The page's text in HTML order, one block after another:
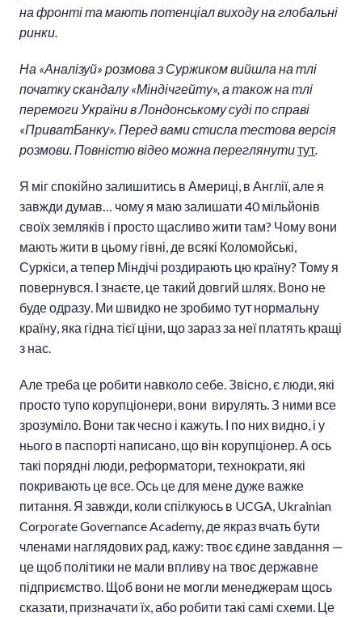
на фронті та мають потенціал виходу на глобальні
ринки.
На «Аналізуй» розмова з Суржиком вийшла на тлі
початку скандалу «Міндічгейту», а також на тлі
перемоги України в Лондонському суді по справі
«ПриватБанку». Перед вами стисла тестова версія
розмови. Повністю відео можна переглянутитут.
Я міг спокійно залишитись в Америці, в Англії, але я
завжди думав… чому я маю залишати 40 мільйонів
своїх земляків і просто щасливо жити там? Чому вони
мають жити в цьому гівні, де всякі Коломойські,
Суркіси, а тепер Міндічі роздирають цю країну? Тому я
повернувся. І знаєте, це такий довгий шлях. Воно не
буде одразу. Ми швидко не зробимо тут нормальну
країну, яка гідна тієї ціни, що зараз за неї платять кращі
з нас.
Але треба це робити навколо себе. Звісно, є люди, які
просто тупо корупціонери, вони вирулять. З ними все
зрозуміло. Вони так чесно і кажуть. І по них видно, і у
нього в паспорті написано, що він корупціонер. А ось
такі порядні люди, реформатори, технократи, які
покривають це все. Ось це для мене дуже важке
питання. Я завжди, коли спілкуюсь в UCGA, Ukrainian
Corporate Governance Academy, де якраз вчать бути
членами наглядових рад, кажу: твоє єдине завдання —
це щоб політики не мали впливу на твоє державне
підприємство. Щоб вони не могли менеджерам щось
сказати, призначати їх, або робити такі самі схеми. Це